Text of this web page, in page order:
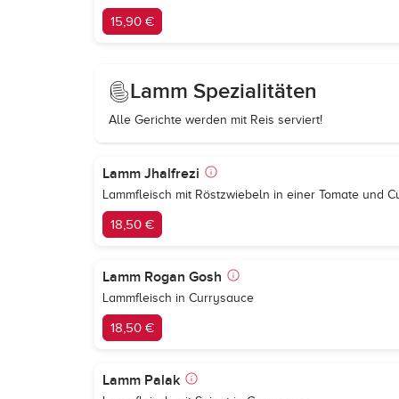
15,90 €
Lamm Spezialitäten
Alle Gerichte werden mit Reis serviert!
Lamm Jhalfrezi
Lammfleisch mit Röstzwiebeln in einer Tomate und
18,50 €
Lamm Rogan Gosh
Lammfleisch in Currysauce
18,50 €
Lamm Palak